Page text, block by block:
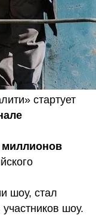
стартует
миллионов
шоу, стал
шоу.